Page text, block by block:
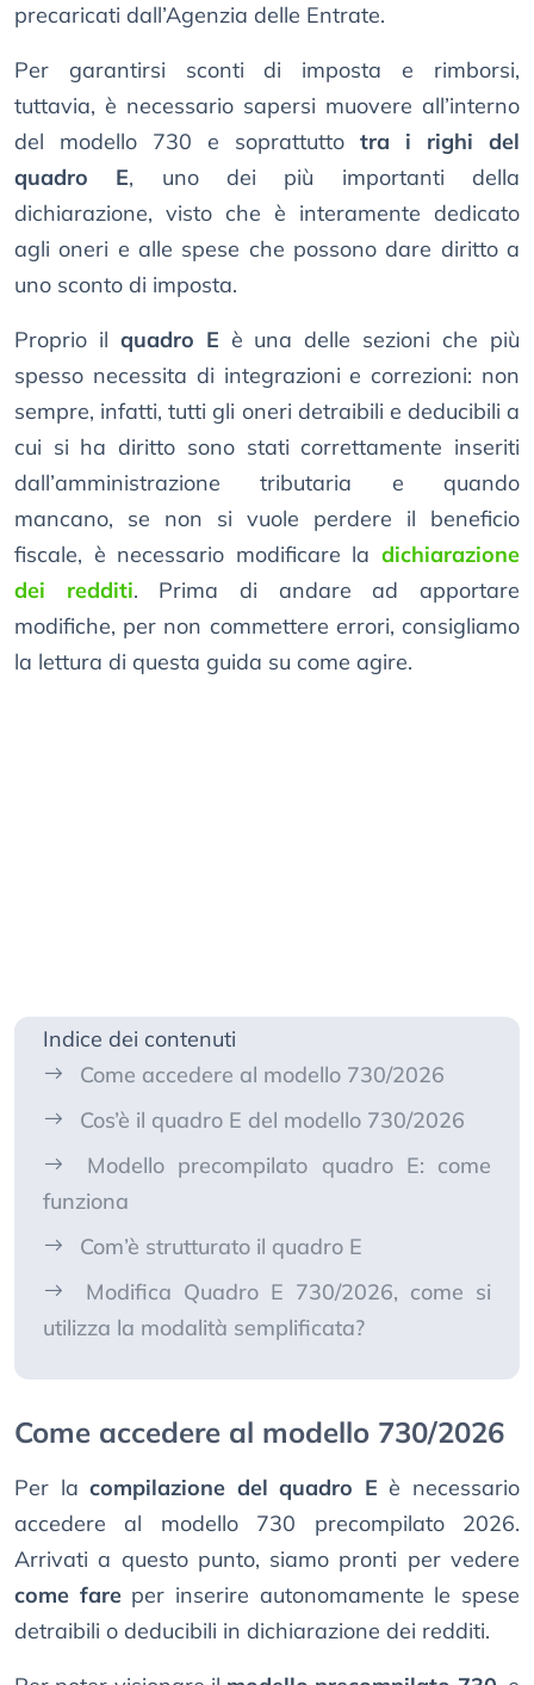
precaricati dall’Agenzia delle Entrate.
Per garantirsi sconti di imposta e rimborsi,
tuttavia, è necessario sapersi muovere all’interno
del modello 730 e soprattutto tra i righi del
quadro E, uno dei più importanti della
dichiarazione, visto che è interamente dedicato
agli oneri e alle spese che possono dare diritto a
uno sconto di imposta.
Proprio il quadro E è una delle sezioni che più
spesso necessita di integrazioni e correzioni: non
sempre, infatti, tutti gli oneri detraibili e deducibili a
cui si ha diritto sono stati correttamente inseriti
dall’amministrazione tributaria e quando
mancano, se non si vuole perdere il beneficio
fiscale, è necessario modificare la dichiarazione
dei redditi. Prima di andare ad apportare
modifiche, per non commettere errori, consigliamo
la lettura di questa guida su come agire.
Indice dei contenuti
Come accedere al modello 730/2026
Cos’è il quadro E del modello 730/2026
Modello precompilato quadro E: come
funziona
Com’è strutturato il quadro E
Modifica Quadro E 730/2026, come si
utilizza la modalità semplificata?
Come accedere al modello 730/2026
Per lacompilazione del quadro E è necessario
accedere al modello 730 precompilato 2026.
Arrivati a questo punto, siamo pronti per vedere
come fareper inserire autonomamente le spese
detraibili o deducibili in dichiarazione dei redditi.